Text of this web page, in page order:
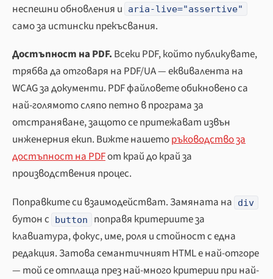
неспешни обновления и
aria-live="assertive"
само за истински прекъсвания.
Достъпност на PDF. Всеки PDF, който публикувате,
трябва да отговаря на PDF/UA — еквивалента на
WCAG за документи. PDF файловете обикновено са
най-голямото сляпо петно в програма за
отстраняване, защото се притежават извън
инженерния екип. Вижте нашеторъководство за
достъпност на PDFот край до край за
производствения процес.
Поправките си взаимодействат. Замяната на
div
бутон с button
поправя критериите за
клавиатура, фокус, име, роля и стойност с една
редакция. Затова семантичният HTML е най-отгоре
— той се отплаща през най-много критерии при най-